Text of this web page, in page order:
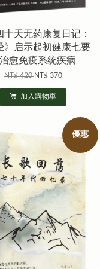
十天无药康复日记：
》启示起初健康七要
愈免疫系统疾病
NT$ 420NT$ 370
加入購物車
優惠